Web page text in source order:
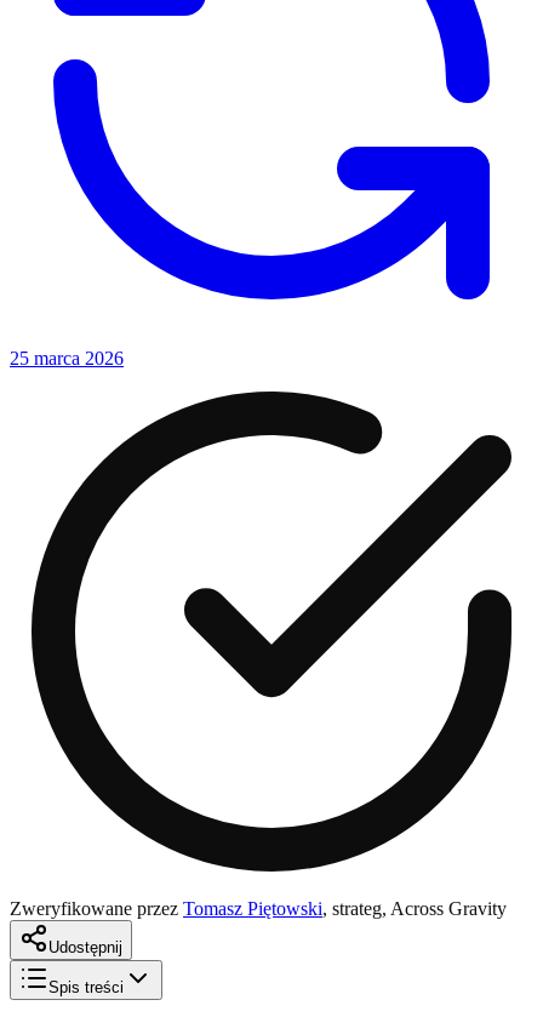
25 marca 2026
Zweryfikowane przez Tomasz Piętowski, strateg, Across Gravity
Udostępnij
Spis treści